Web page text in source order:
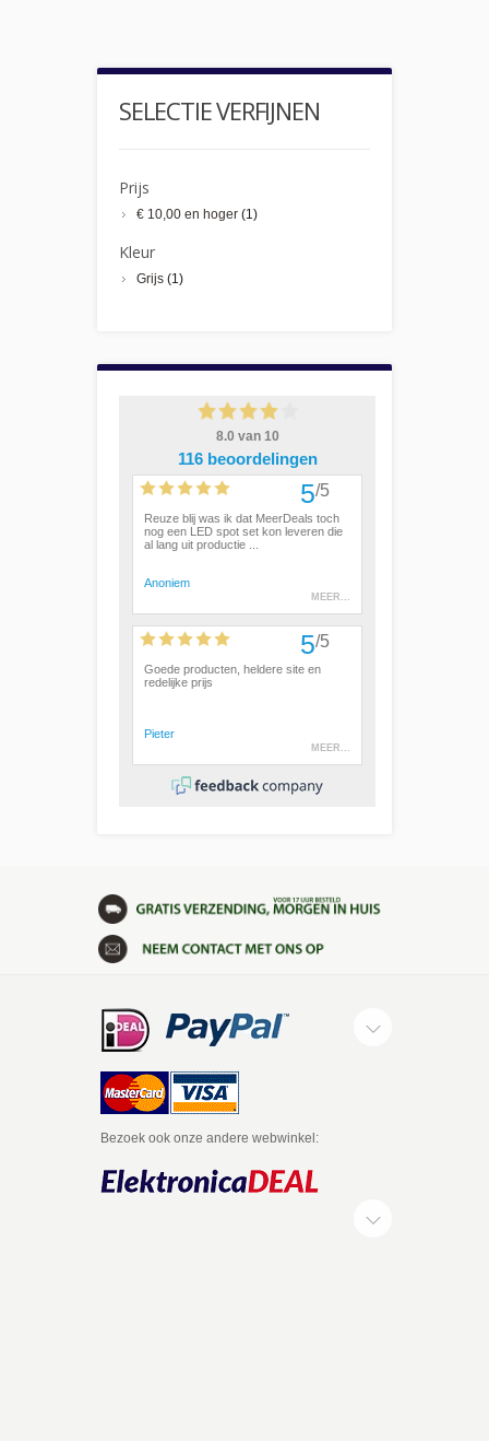
SELECTIE VERFIJNEN
Prijs
€ 10,00 en hoger (1)
Kleur
Grijs (1)
Bezoek ook onze andere webwinkel: